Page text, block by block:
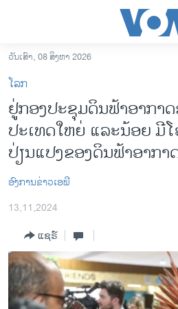
ເຂົ້າ
ຫາ
ຂ້າມ
ຂ້າມ
ຂ້າມ
ໄປ
ຫາ
ຊອກ
ລາວ
ອາເມຣິກາ
ການເລືອກຕັ້ງ ປະທານາທີບໍດີ ສະຫະລັດ
ຂ່າວ​ຈີນ
ອິດສະຫຼະພາບດ້ານການຂ່າວ
ຊີວິດຊາວລາວ
ຊຸມຊົນຊາວລາວ
ວັນເສົາ, 08 ສິງຫາ 2026
ໂລກ
ຢູ່ກອງປະຊຸມດິນ​ຟ້າອາກາ
ປະເທດໃຫຍ່ ແລະນ້ອຍ ມີ
ປ່ຽນແປງຂອງດິນຟ້າອາກາ
ອົງການຂ່າວເອພີ
13,11,2024
ແຊຣ໌